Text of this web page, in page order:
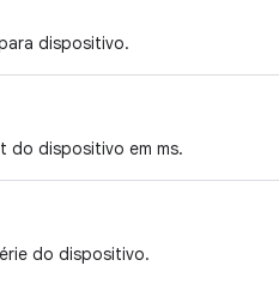
dispositivo.
do dispositivo em ms.
do dispositivo.